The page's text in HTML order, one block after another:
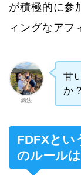
が積極的に参
ィングなアフ
釼法
甘
か
FDFXとい
のルール